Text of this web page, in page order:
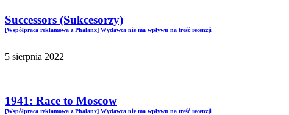
Successors (Sukcesorzy)
[Współpraca reklamowa z Phalanx] Wydawca nie ma wpływu na treść recenzji
5 sierpnia 2022
1941: Race to Moscow
[Współpraca reklamowa z Phalanx] Wydawca nie ma wpływu na treść recenzji